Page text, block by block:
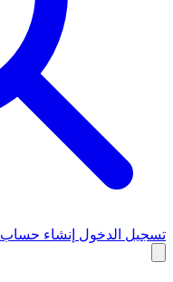
تسجيل الدخول إنشاء حساب